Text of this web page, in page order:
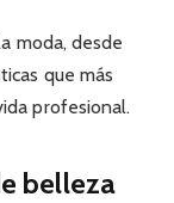
moda, desde
que más
profesional.
belleza